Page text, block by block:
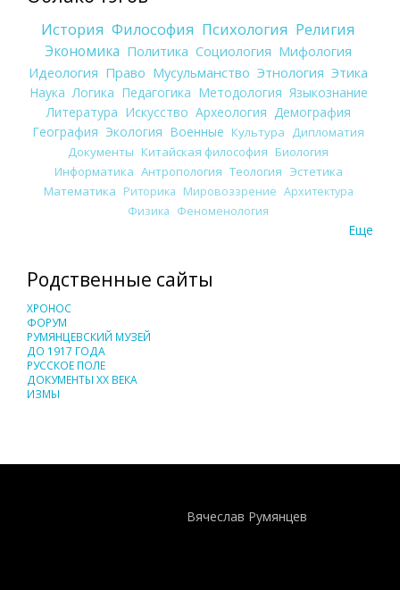
История Философия Психология Религия
Экономика Политика Социология Мифология
Идеология Право Мусульманство Этнология Этика
Наука Логика Педагогика Методология Языкознание
Литература Искусство Археология Демография
География Экология Военные Культура
Дипломатия
Документы Китайская философия Биология
Информатика Антропология Теология Эстетика
Математика Риторика Мировоззрение Архитектура
Физика Феноменология
Еще
Родственные сайты
ХРОНОС
ФОРУМ
РУМЯНЦЕВСКИЙ МУЗЕЙ
ДО 1917 ГОДА
РУССКОЕ ПОЛЕ
ДОКУМЕНТЫ XX ВЕКА
ИЗМЫ
Вячеслав Румянцев